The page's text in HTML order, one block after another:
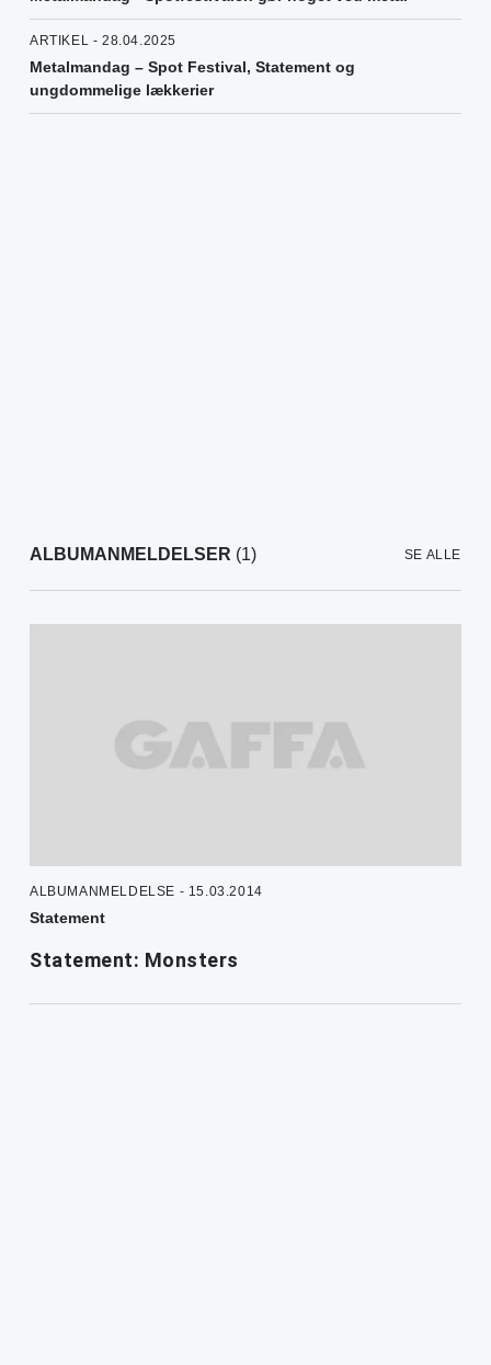
ARTIKEL - 28.04.2025
Metalmandag – Spot Festival, Statement og
ungdommelige lækkerier
ALBUMANMELDELSER (1) SE ALLE
ALBUMANMELDELSE - 15.03.2014
Statement
Statement: Monsters